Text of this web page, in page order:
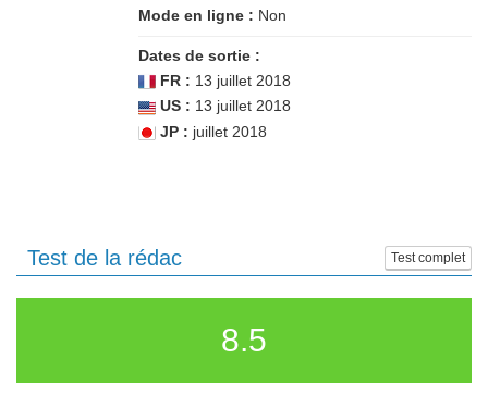
Mode en ligne : Non
Dates de sortie :
FR : 13 juillet 2018
US : 13 juillet 2018
JP : juillet 2018
Test complet
Test de la rédac
8.5